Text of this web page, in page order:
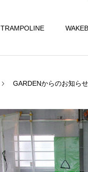
TRAMPOLINE
GARDENからのお知らせ